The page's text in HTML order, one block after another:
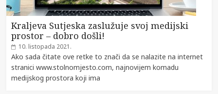
Kraljeva Sutjeska zaslužuje svoj medijski
prostor – dobro došli!
10. listopada 2021.
Ako sada čitate ove retke to znači da se nalazite na internet
stranici www.stolnomjesto.com, najnovijem komadu
medijskog prostora koji ima